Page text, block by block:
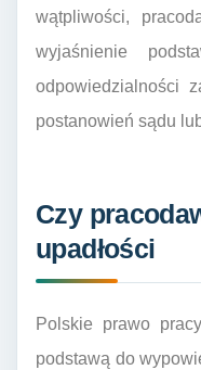
wątpliwości,
wyjaśnienie
odpowiedzialności
postanowień sądu
Czy
upadłości
Polskie prawo
podstawą do